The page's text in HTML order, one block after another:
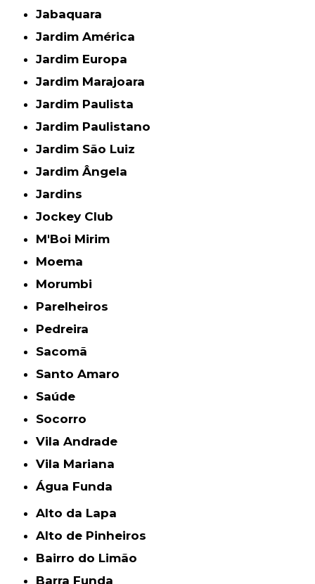
Jabaquara
Jardim América
Jardim Europa
Jardim Marajoara
Jardim Paulista
Jardim Paulistano
Jardim São Luiz
Jardim Ângela
Jardins
Jockey Club
M'Boi Mirim
Moema
Morumbi
Parelheiros
Pedreira
Sacomã
Santo Amaro
Saúde
Socorro
Vila Andrade
Vila Mariana
Água Funda
Alto da Lapa
Alto de Pinheiros
Bairro do Limão
Barra Funda